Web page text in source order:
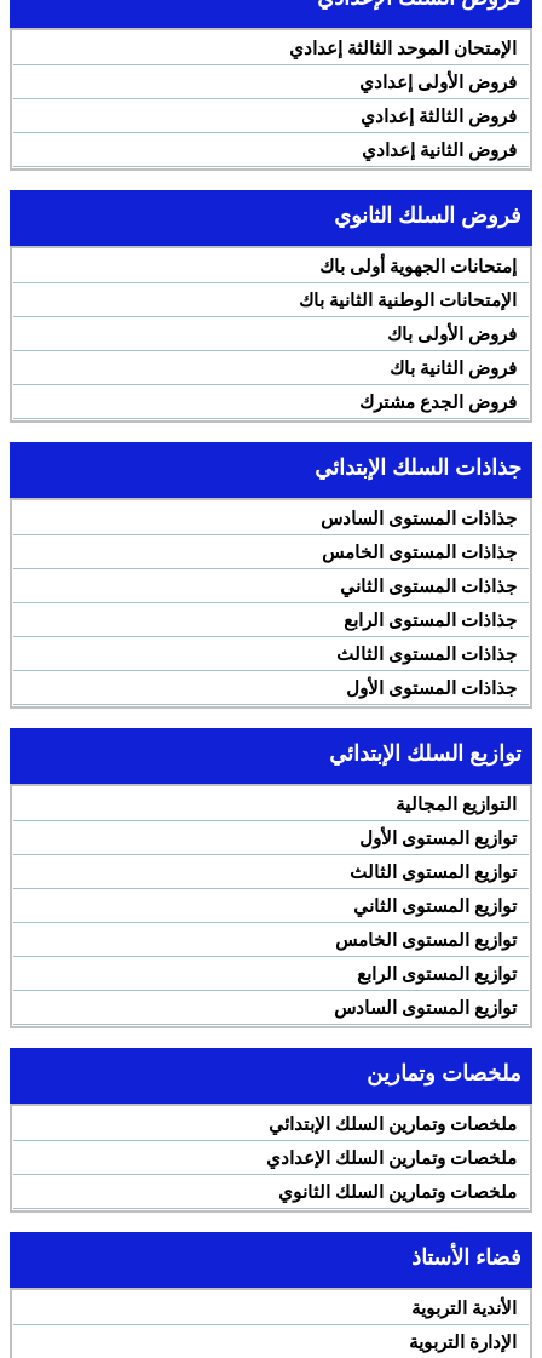
الإمتحان الموحد الثالثة إعدادي
فروض الأولى إعدادي
فروض الثالثة إعدادي
فروض الثانية إعدادي
فروض السلك الثانوي
إمتحانات الجهوية أولى باك
الإمتحانات الوطنية الثانية باك
فروض الأولى باك
فروض الثانية باك
فروض الجدع مشترك
جذاذات السلك الإبتدائي
جذاذات المستوى السادس
جذاذات المستوى الخامس
جذاذات المستوى الثاني
جذاذات المستوى الرابع
جذاذات المستوى الثالث
جذاذات المستوى الأول
توازيع السلك الإبتدائي
التوازيع المجالية
توازيع المستوى الأول
توازيع المستوى الثالث
توازيع المستوى الثاني
توازيع المستوى الخامس
توازيع المستوى الرابع
توازيع المستوى السادس
ملخصات وتمارين
ملخصات وتمارين السلك الإبتدائي
ملخصات وتمارين السلك الإعدادي
ملخصات وتمارين السلك الثانوي
فضاء الأستاذ
الأندية التربوية
الإدارة التربوية